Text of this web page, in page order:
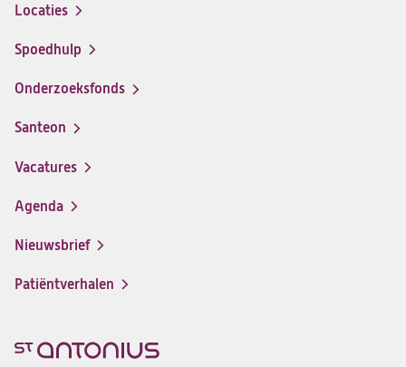
Locaties
Spoedhulp
Onderzoeksfonds
Santeon
(opent
in
nieuwe
Vacatures
(opent
in
nieuwe
Agenda
Nieuwsbrief
Patiëntverhalen